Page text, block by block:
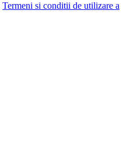
Termeni si conditii de utilizare a